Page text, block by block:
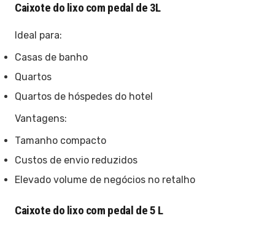
Caixote do lixo com pedal de 3L
Ideal para:
Casas de banho
Quartos
Quartos de hóspedes do hotel
Vantagens:
Tamanho compacto
Custos de envio reduzidos
Elevado volume de negócios no retalho
Caixote do lixo com pedal de 5 L